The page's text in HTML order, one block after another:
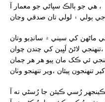
هي جو ٻالڪ سڀاڻي جو معمار آ ،
تنهنجي لاڻڻ لَيِين کي چندن چوان،